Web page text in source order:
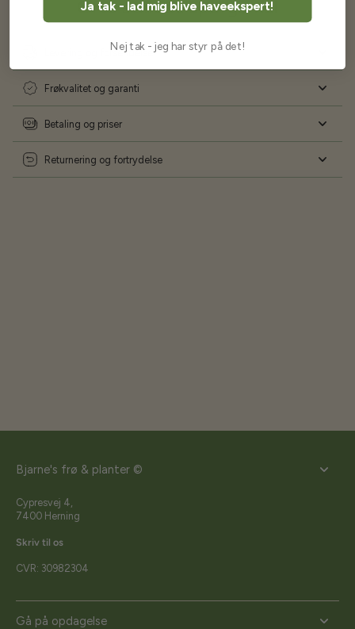
Ofte stillede spørgsmål
Levering og forsendelse
Frøkvalitet og garanti
Betaling og priser
Returnering og fortrydelse
Bjarne's frø & planter ©
Cypresvej 4,
7400 Herning
Skriv til os
CVR: 30982304
Gå på opdagelse
Ja tak - lad mig blive haveekspert!
Nej tak - jeg har styr på det!